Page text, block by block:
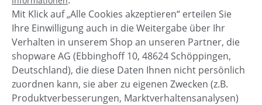
Shorts im klassischem Schnitt mit gekrempeltem
Beinabschluss. High Waist Bund… Mehr
Service-Hotline
Mit Klick auf „Alle Cookies akzeptieren“ erteilen Sie
Ihre Einwilligung auch in die Weitergabe über Ihr
Verhalten in unserem Shop an unseren Partner, die
shopware AG (Ebbinghoff 10, 48624 Schöppingen,
Deutschland), die diese Daten Ihnen nicht persönlich
zuordnen kann, sie aber zu eigenen Zwecken (z.B.
Produktverbesserungen, Marktverhaltensanalysen)